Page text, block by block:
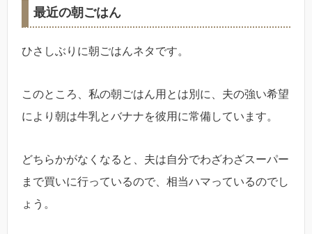
最近の朝ごはん
ひさしぶりに朝ごはんネタです。
このところ、私の朝ごはん用とは別に、夫の強い希望
により朝は牛乳とバナナを彼用に常備しています。
どちらかがなくなると、夫は自分でわざわざスーパー
まで買いに行っているので、相当ハマっているのでし
ょう。